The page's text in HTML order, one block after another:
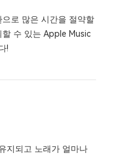
로 많은 시간을 절약할
수 있는 Apple Music
!
지되고 노래가 얼마나